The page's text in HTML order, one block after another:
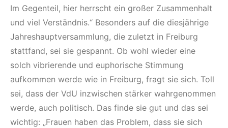
Im Gegenteil, hier herrscht ein großer Zusammenhalt
und viel Verständnis.“ Besonders auf die diesjährige
Jahreshauptversammlung, die zuletzt in Freiburg
stattfand, sei sie gespannt. Ob wohl wieder eine
solch vibrierende und euphorische Stimmung
aufkommen werde wie in Freiburg, fragt sie sich. Toll
sei, dass der VdU inzwischen stärker wahrgenommen
werde, auch politisch. Das finde sie gut und das sei
wichtig: „Frauen haben das Problem, dass sie sich